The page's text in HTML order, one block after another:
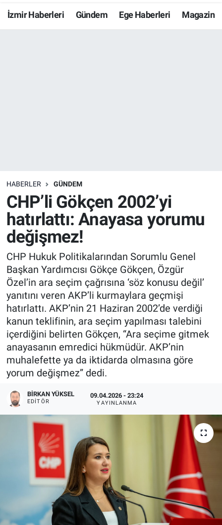
İzmir Haberleri Gündem Ege Haberleri Magazin
HABERLER GÜNDEM
CHP’li Gökçen 2002’yi
hatırlattı: Anayasa yorumu
değişmez!
CHP Hukuk Politikalarından Sorumlu Genel
Başkan Yardımcısı Gökçe Gökçen, Özgür
Özel’in ara seçim çağrısına ‘söz konusu değil’
yanıtını veren AKP’li kurmaylara geçmişi
hatırlattı. AKP’nin 21 Haziran 2002’de verdiği
kanun teklifinin, ara seçim yapılması talebini
içerdiğini belirten Gökçen, “Ara seçime gitmek
anayasanın emredici hükmüdür. AKP’nin
muhalefette ya da iktidarda olmasına göre
yorum değişmez” dedi.
BIRKAN YÜKSEL
EDITÖR
09.04.2026 - 23:24
YAYINLANMA
Resmi İlanlar